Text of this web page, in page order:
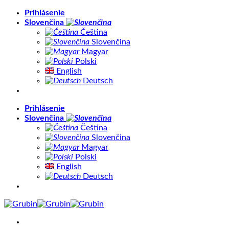
Skip
Prihlásenie
Slovenčina
Čeština
Slovenčina
Magyar
Polski
English
Deutsch
Prihlásenie
Slovenčina
Čeština
Slovenčina
Magyar
Polski
English
Deutsch